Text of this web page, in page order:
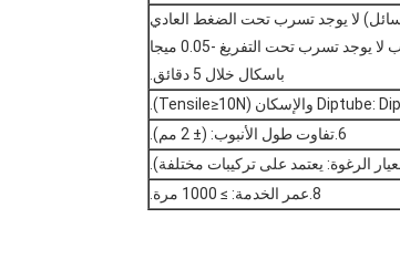
لا يوجد تسرب تحت الضغط العادي
عند الضغط على الزجاجة 2.5 كجم في غضون دقيقة واحدة لا يوجد تسرب لا يوجد تسرب تحت التفريغ -0.05 ميجا
باسكال خلال 5 دقائق.
6.تفاوت طول الأنبوب: (± 2 مم).
الرغوة: يعتمد على تركيبات مختلفة).
8. عمر الخدمة: ≥ 1000 مرة.